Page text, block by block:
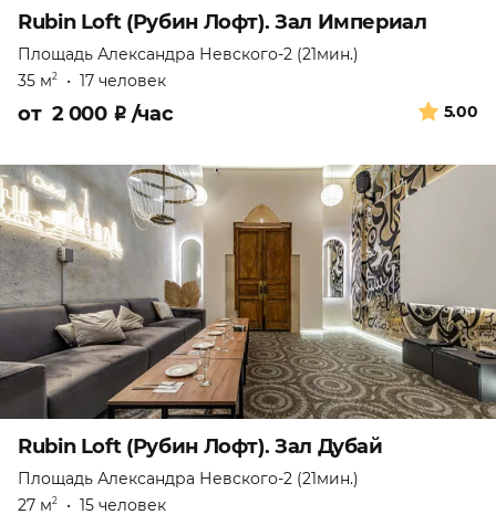
Rubin Loft (Рубин Лофт). Зал Империал
Площадь Александра Невского-2 (21мин.)
35 м2 • 17 человек
5.00
от 2 000 ₽ /час
Rubin Loft (Рубин Лофт). Зал Дубай
Площадь Александра Невского-2 (21мин.)
27 м2 • 15 человек